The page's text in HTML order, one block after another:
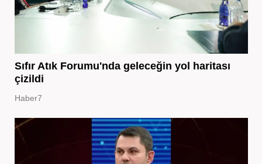
Sıfır Atık Forumu'nda geleceğin yol haritası
çizildi
Haber7